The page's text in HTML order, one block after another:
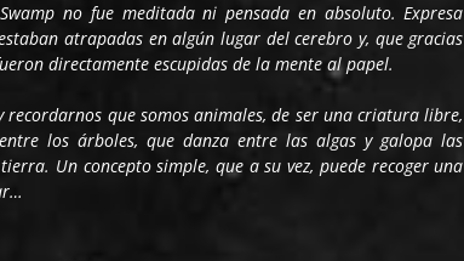
no fue meditada ni pensada en absoluto. Expresa
atrapadas en algún lugar del cerebro y, que gracias
directamente escupidas de la mente al papel.
que somos animales, de ser una criatura libre,
los árboles, que danza entre las algas y galopa las
Un concepto simple, que a su vez, puede recoger una